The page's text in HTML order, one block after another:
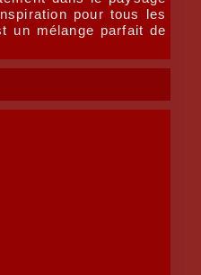
pour tous les
un mélange parfait de